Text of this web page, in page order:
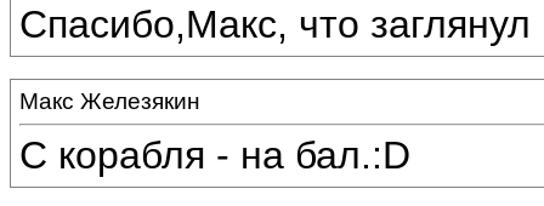
Спасибо,Макс, что
Макс Железякин
С корабля - на бал.:D